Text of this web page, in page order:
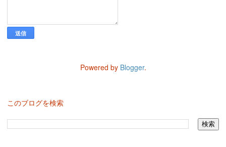
Powered by Blogger.
このブログを検索